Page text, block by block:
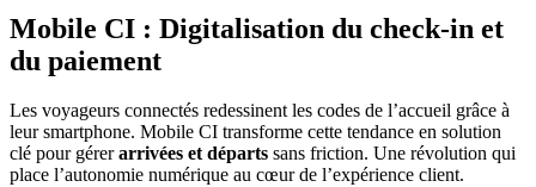
Mobile CI : Digitalisation du check-in et
du paiement
Les voyageurs connectés redessinent les codes de l’accueil grâce à
leur smartphone. Mobile CI transforme cette tendance en solution
clé pour gérerarrivées et départs sans friction. Une révolution qui
place l’autonomie numérique au cœur de l’expérience client.